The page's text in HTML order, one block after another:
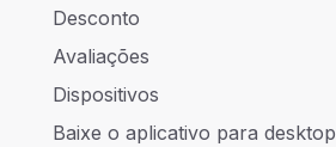
Desconto
Avaliações
Dispositivos
Baixe o aplicativo para desktop